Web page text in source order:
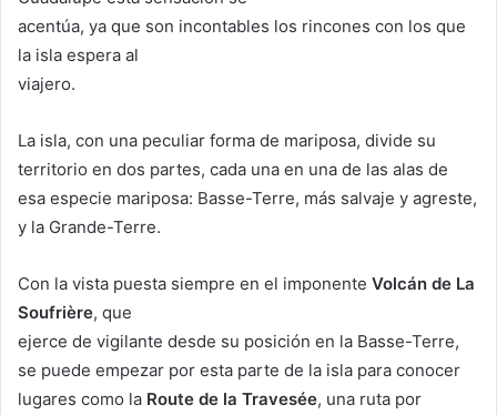
acentúa, ya que son incontables los rincones con los que
la isla espera al
viajero.
La isla, con una peculiar forma de mariposa, divide su
territorio en dos partes, cada una en una de las alas de
esa especie mariposa: Basse-Terre, más salvaje y agreste,
y la Grande-Terre.
Con la vista puesta siempre en el imponente Volcán de La
Soufrière, que
ejerce de vigilante desde su posición en la Basse-Terre,
se puede empezar por esta parte de la isla para conocer
lugares como la Route de la Travesée, una ruta por